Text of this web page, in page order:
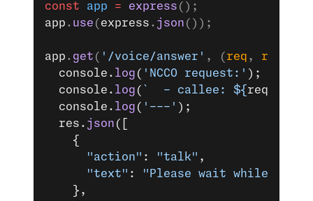
const app = express ();
app . use ( express . json ());
app . get ( '/voice/answer' , ( req , res
  console.
log ( 'NCCO request:' );
  console.
log ( `  - callee: ${ req
  console.
log ( '---' );
  res.
json ([
    {
      "action"
: "talk" ,
      "text"
:
"Please wait while we
    },